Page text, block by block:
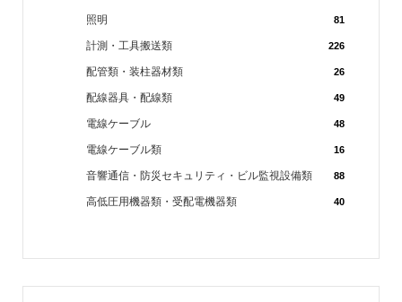
照明 81
計測・工具搬送類 226
配管類・装柱器材類 26
配線器具・配線類 49
電線ケーブル 48
電線ケーブル類 16
音響通信・防災セキュリティ・ビル監視設備類 88
高低圧用機器類・受配電機器類 40